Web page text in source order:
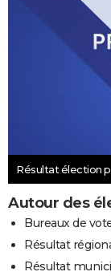
Résultat élection
Autour des
Bureaux de
Résultat
Résultat